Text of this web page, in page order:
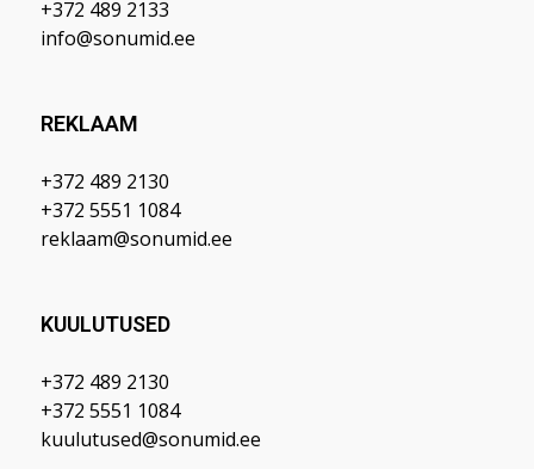
+372 489 2133
info@sonumid.ee
REKLAAM
+372 489 2130
+372 5551 1084
reklaam@sonumid.ee
KUULUTUSED
+372 489 2130
+372 5551 1084
kuulutused@sonumid.ee